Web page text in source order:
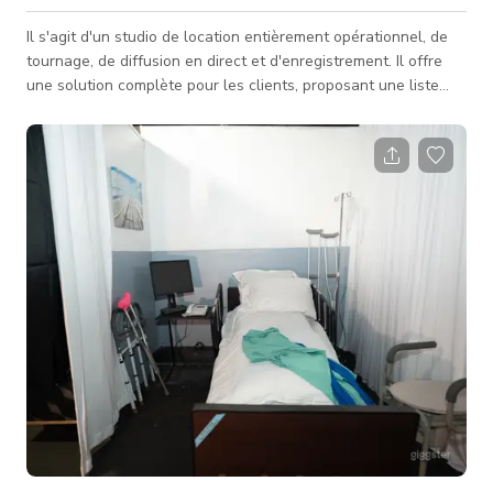
Il s'agit d'un studio de location entièrement opérationnel, de
tournage, de diffusion en direct et d'enregistrement. Il offre
une solution complète pour les clients, proposant une liste
de salles, la création de contenu, les productions et les
présentations. Que vous souhaitiez tourner un podcast, un clip
musical ou un film, le studio peut fournir différentes
configurations pour plusieurs scènes. Il offre également un
espac